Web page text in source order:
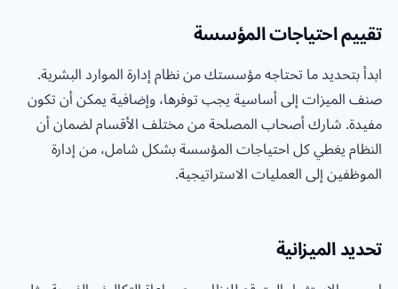
تقييم احتياجات المؤسسة
ابدأ بتحديد ما تحتاجه مؤسستك من نظام إدارة الموارد البشرية.
صنف الميزات إلى أساسية يجب توفرها، وإضافية يمكن أن تكون
مفيدة. شارك أصحاب المصلحة من مختلف الأقسام لضمان أن
النظام يغطي كل احتياجات المؤسسة بشكل شامل، من إدارة
الموظفين إلى العمليات الاستراتيجية.
تحديد الميزانية